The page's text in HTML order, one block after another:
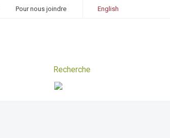
Pour nous joindre English